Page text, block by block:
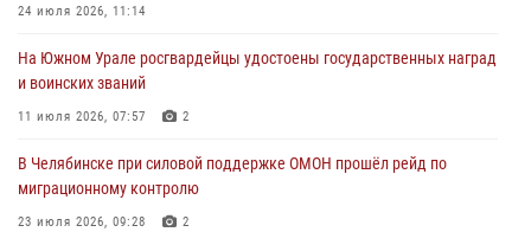
30 июля 2026, 10:53
24 июля 2026, 11:14
На Южном Урале росгвардейцы удостоены государственных наград
и воинских званий
11 июля 2026, 07:57 2
В Челябинске при силовой поддержке ОМОН прошёл рейд по
миграционному контролю
23 июля 2026, 09:28 2